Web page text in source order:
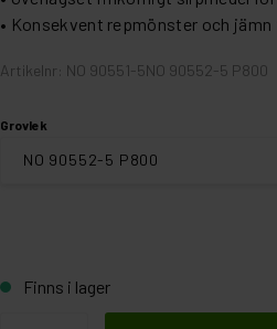
• Konsekvent repmönster och
Artikelnr: NO 90551-5NO 90552-5 P800
Grovlek
Finns i lager